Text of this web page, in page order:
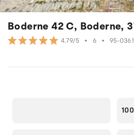
Boderne 42 C, Boderne,
4.79/5 • 6 • 95-0361